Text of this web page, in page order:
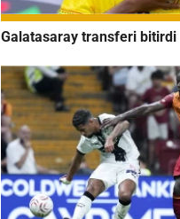
Galatasaray transferi bitirdi